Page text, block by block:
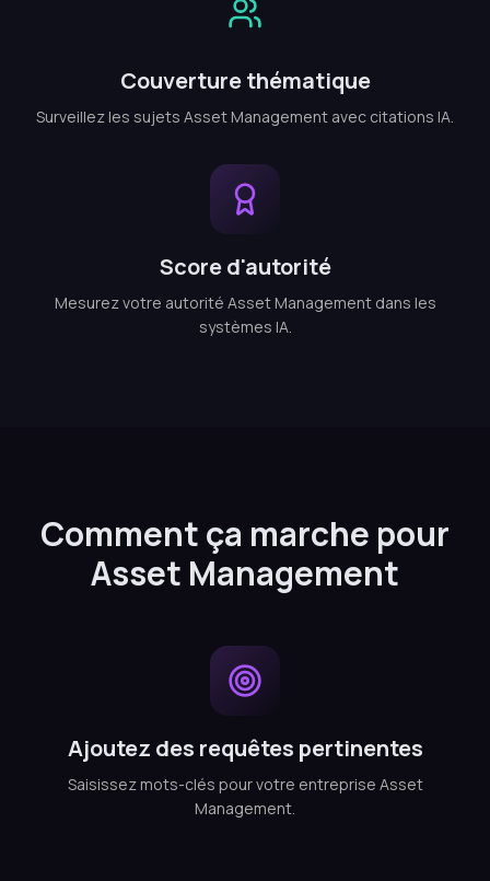
Couverture thématique
Surveillez les sujets Asset Management avec citations IA.
Score d'autorité
Mesurez votre autorité Asset Management dans les
systèmes IA.
Comment ça marche pour
Asset Management
Ajoutez des requêtes pertinentes
Saisissez mots-clés pour votre entreprise Asset
Management.